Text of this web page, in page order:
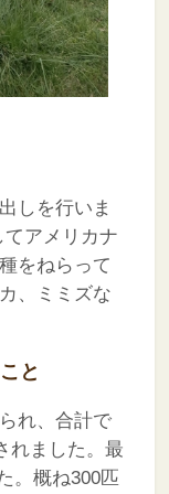
しを行いま
アメリカナ
をねらって
、ミミズな
と
れ、合計で
れました。最
。概ね300匹